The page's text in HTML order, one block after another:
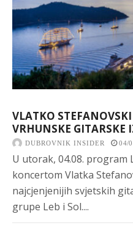
VLATKO
VRHUNSKE GITARSKE
DUBROVNIK INSIDER 04/
U utorak, 04.08. program
koncertom Vlatka
najcjenjenijih svjetskih
grupe Leb i Sol....